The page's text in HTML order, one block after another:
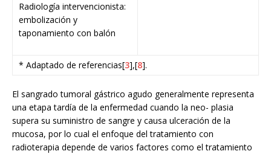
Radiología intervencionista:
embolización y
taponamiento con balón
* Adaptado de referencias[3],[8].
El sangrado tumoral gástrico agudo generalmente representa
una etapa tardía de la enfermedad cuando la neo- plasia
supera su suministro de sangre y causa ulceración de la
mucosa, por lo cual el enfoque del tratamiento con
radioterapia depende de varios factores como el tratamiento